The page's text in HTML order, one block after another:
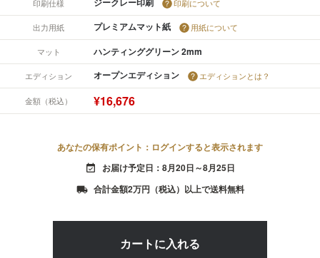
印刷仕様 印刷について
出力用紙 プレミアムマット紙 用紙について
マット ハンティンググリーン 2mm
エディション オープンエディション エディションとは？
金額（税込） ¥16,676
あなたの保有ポイント：ログインすると表示されます
event_available お届け予定日：8月20日～8月25日
local_shipping 合計金額2万円（税込）以上で送料無料